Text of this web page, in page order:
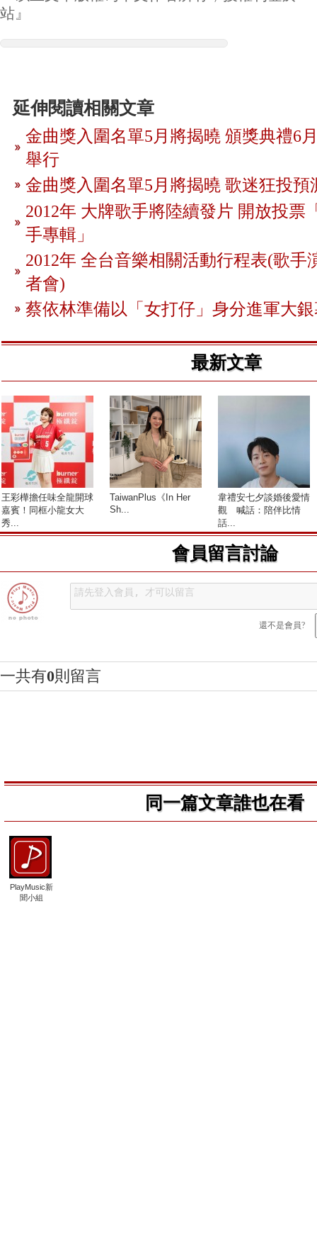
站』
延伸閱讀相關文章
金曲獎入圍名單5月將揭曉 頒獎典禮6
舉行
金曲獎入圍名單5月將揭曉 歌迷狂投預
2012年 大牌歌手將陸續發片 開放投票
手專輯」
2012年 全台音樂相關活動行程表(歌手
者會)
蔡依林準備以「女打仔」身分進軍大
最新文章
王彩樺擔任味全龍開球
嘉賓！同框小龍女大
秀...
TaiwanPlus《In Her
Sh...
韋禮安七夕談婚後愛情
觀 喊話：陪伴比情
話...
會員留言討論
還不是會員?
一共有0則留言
同一篇文章誰也在看
PlayMusic新
聞小組